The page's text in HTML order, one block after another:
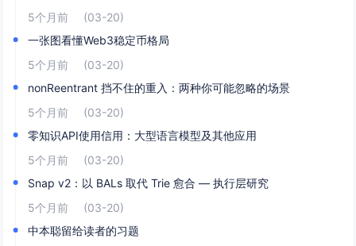
5个月前
(03-20)
一张图看懂Web3稳定币格局
5个月前
(03-20)
nonReentrant 挡不住的重入：两种你可能忽略的场景
5个月前
(03-20)
零知识API使用信用：大型语言模型及其他应用
5个月前
(03-20)
Snap v2：以 BALs 取代 Trie 愈合 — 执行层研究
5个月前
(03-20)
中本聪留给读者的习题